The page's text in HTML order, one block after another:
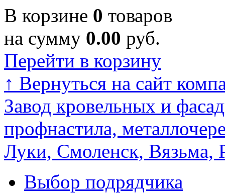
В корзине 0 товаров
на сумму 0.00 руб.
Перейти в корзину
↑ Вернуться на сайт
Завод кровельных и
профнастила,
Луки, Смоленск, Вязьма,
Выбор подрядчика